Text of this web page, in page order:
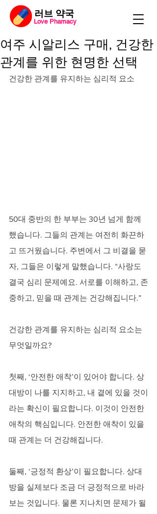
​러브 약국
Love Phamacy
여주 시알리스 구매, 건강한
관계를 위한 현명한 선택
건강한 관계를 유지하는 심리적 요소
50대 중반의 한 부부는 30년 넘게 함께
했습니다. 그들의 관계는 여전히 화끈하
고 뜨거웠습니다. 주변에서 그 비결을 묻
자, 그들은 이렇게 말했습니다. “사랑도
결국 심리 문제예요. 서로를 이해하고, 존
중하고, 믿을 때 관계는 건강해집니다.”
건강한 관계를 유지하는 심리적 요소는
무엇일까요?
첫째, ‘안전한 애착’이 있어야 합니다. 상
대방이 나를 지지하고, 내 곁에 있을 것이
라는 확신이 필요합니다. 이것이 안전한
애착의 핵심입니다. 안전한 애착이 있을
때 관계는 더 건강해집니다.
둘째, ‘긍정적 환상’이 필요합니다. 상대
방을 실제보다 조금 더 긍정적으로 바라
보는 것입니다. 물론 지나치면 문제가 될